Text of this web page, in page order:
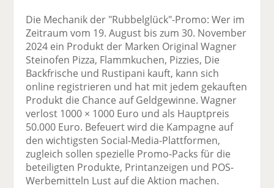
Die Mechanik der "Rubbelglück"-Promo: Wer im
Zeitraum vom 19. August bis zum 30. November
2024 ein Produkt der Marken Original Wagner
Steinofen Pizza, Flammkuchen, Pizzies, Die
Backfrische und Rustipani kauft, kann sich
online registrieren und hat mit jedem gekauften
Produkt die Chance auf Geldgewinne. Wagner
verlost 1000 × 1000 Euro und als Hauptpreis
50.000 Euro. Befeuert wird die Kampagne auf
den wichtigsten Social-Media-Plattformen,
zugleich sollen spezielle Promo-Packs für die
beteiligten Produkte, Printanzeigen und POS-
Werbemitteln Lust auf die Aktion machen.